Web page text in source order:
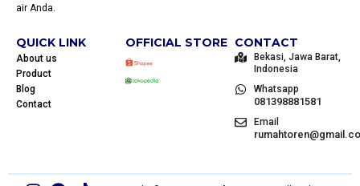
air Anda.
QUICK LINK
About us
Product
Blog
Contact
OFFICIAL STORE CONTACT
Bekasi, Jawa Barat,
Indonesia
Whatsapp
081398881581
Email